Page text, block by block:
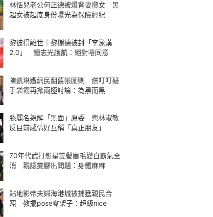
林恬兒老公何正德被爆背妻攬女 黑
超女被起底身份曝光為保險經紀
黎彼得離世｜黎樹德被封「李泳漢
2.0」 鍾志光護航：絕對唔同意
陳凱琳遭網民翻舊帳圍剿 搭叮叮疑
手袋霸再掀兩極討論：為黑而黑
滕麗名親解「黑面」原委 與林淑敏
反目前感情好互稱「真正朋友」
70年代武打影星雙鬢眉毛變白霸氣全
消 親認雙腳出問題：身體麻麻
貼地影帝夫婦海港城被捕獲親民合
照 教擺pose零架子：超級nice